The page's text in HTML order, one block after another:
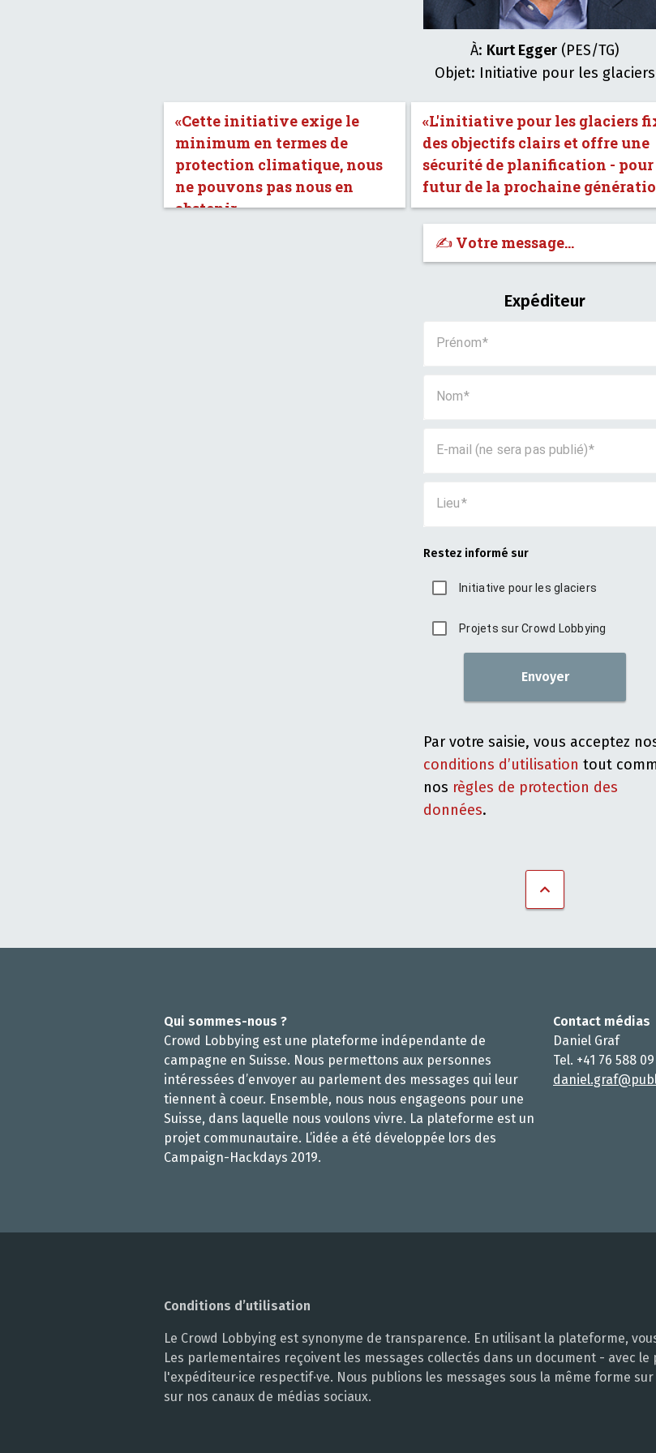
À: Kurt Egger (PES/TG)
Objet: Initiative pour les glaciers
«Cette initiative exige le
minimum en termes de
protection climatique, nous
ne pouvons pas nous en
abstenir.»
«L'initiative pour les glaciers
des objectifs clairs et offre une
sécurité de planification - pour
futur de la prochaine
✍️ Votre message…
Expéditeur
Prénom
Nom
E-mail (ne sera pas publié)
Lieu
Restez informé sur
Initiative pour les glaciers
Projets sur Crowd Lobbying
Envoyer
Par votre saisie, vous acceptez
conditions d’utilisation tout
nos règles de protection des
données.
Qui sommes-nous ?
Crowd Lobbying est une plateforme indépendante de
campagne en Suisse. Nous permettons aux personnes
intéressées d’envoyer au parlement des messages qui leur
tiennent à coeur. Ensemble, nous nous engageons pour une
Suisse, dans laquelle nous voulons vivre. La plateforme est un
projet communautaire. L’idée a été développée lors des
Campaign-Hackdays 2019.
Contact médias
Daniel Graf
Tel. +41 76 588
Conditions d’utilisation
Le Crowd Lobbying est synonyme de transparence. En utilisant la plateforme,
Les parlementaires reçoivent les messages collectés dans un document - avec
l'expéditeur·ice respectif·ve. Nous publions les messages sous la même forme
sur nos canaux de médias sociaux.